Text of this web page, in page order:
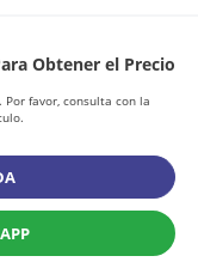
Obtener el Precio
favor, consulta con la